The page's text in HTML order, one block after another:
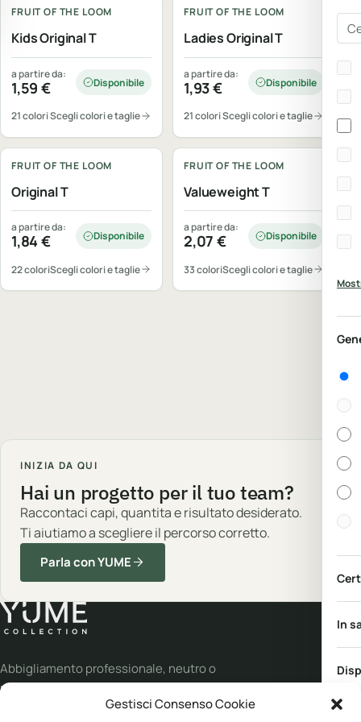
Gestisci Consenso Cookie
In
FRUIT OF THE LOOM
Kids Original T
a partire da:
1,59€ Disponibile
21 coloriScegli colori e taglie
FRUIT OF THE LOOM
Ladies Original T
a partire da:
1,93€ Disponibile
21 coloriScegli colori e taglie
FRUIT OF THE LOOM
Original T
a partire da:
1,84€ Disponibile
22 coloriScegli colori e taglie
FRUIT OF THE LOOM
Valueweight T
a partire da:
2,07€ Disponibile
33 coloriScegli colori e taglie
INIZIA DA QUI
Hai un progetto per il tuo team?
Raccontaci capi, quantita e risultato desiderato.
Ti aiutiamo a scegliere il percorso corretto.
Parla con YUME
Abbigliamento professionale, neutro o
personalizzato.